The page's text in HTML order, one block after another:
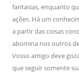
fantasias, enquanto
ações. Há um
a partir das coisas
abomina nos outros
Vosso amigo deve
que seguir somente